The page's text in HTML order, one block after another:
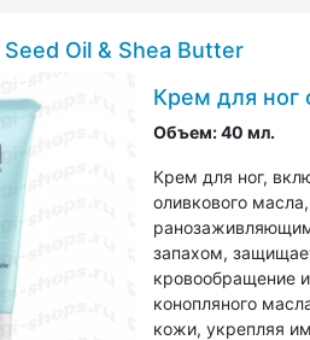
Oil & Shea Butter
Крем для
Объем:40 мл.
Крем для ног,
оливкового
запахом,
кровообращение
конопляного
кожи, укрепляя